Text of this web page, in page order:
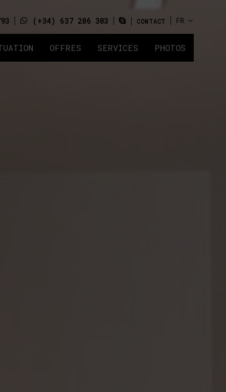
(+34) 637 206 303 CONTACT
OFFRES SERVICES PHOTOS